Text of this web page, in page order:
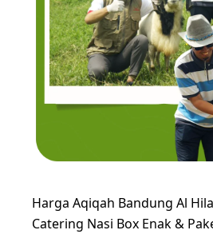
Harga Aqiqah Bandung Al
Catering Nasi Box Enak &